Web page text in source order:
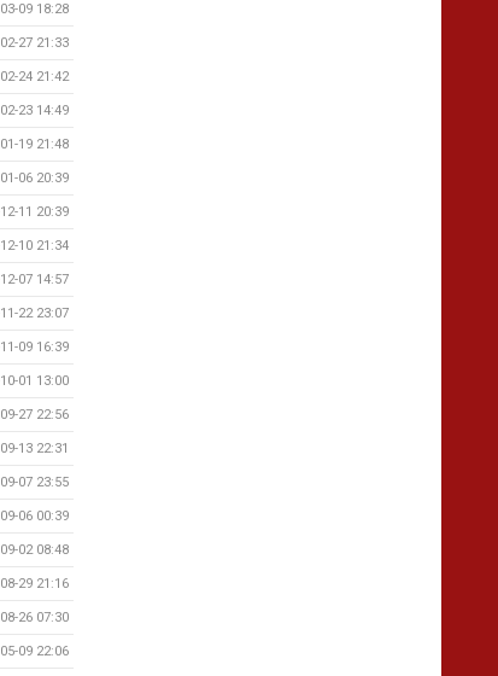
09 18:28
27 21:33
24 21:42
23 14:49
19 21:48
06 20:39
11 20:39
10 21:34
07 14:57
22 23:07
09 16:39
01 13:00
27 22:56
13 22:31
07 23:55
06 00:39
02 08:48
29 21:16
26 07:30
09 22:06